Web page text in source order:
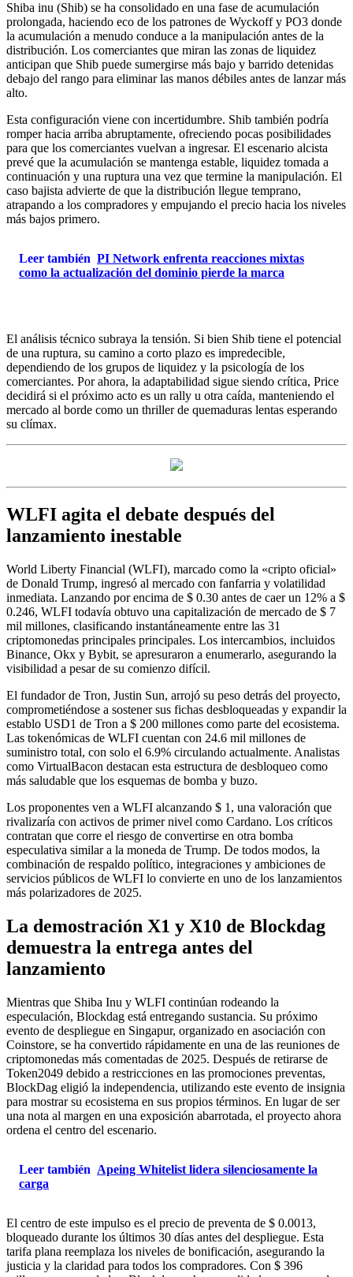
Shiba inu (Shib) se ha consolidado en una fase de acumulación
prolongada, haciendo eco de los patrones de Wyckoff y PO3 donde
la acumulación a menudo conduce a la manipulación antes de la
distribución. Los comerciantes que miran las zonas de liquidez
anticipan que Shib puede sumergirse más bajo y barrido detenidas
debajo del rango para eliminar las manos débiles antes de lanzar más
alto.
Esta configuración viene con incertidumbre. Shib también podría
romper hacia arriba abruptamente, ofreciendo pocas posibilidades
para que los comerciantes vuelvan a ingresar. El escenario alcista
prevé que la acumulación se mantenga estable, liquidez tomada a
continuación y una ruptura una vez que termine la manipulación. El
caso bajista advierte de que la distribución llegue temprano,
atrapando a los compradores y empujando el precio hacia los niveles
más bajos primero.
Leer también PI Network enfrenta reacciones mixtas
como la actualización del dominio pierde la marca
El análisis técnico subraya la tensión. Si bien Shib tiene el potencial
de una ruptura, su camino a corto plazo es impredecible,
dependiendo de los grupos de liquidez y la psicología de los
comerciantes. Por ahora, la adaptabilidad sigue siendo crítica, Price
decidirá si el próximo acto es un rally u otra caída, manteniendo el
mercado al borde como un thriller de quemaduras lentas esperando
su clímax.
WLFI agita el debate después del
lanzamiento inestable
World Liberty Financial (WLFI), marcado como la «cripto oficial»
de Donald Trump, ingresó al mercado con fanfarria y volatilidad
inmediata. Lanzando por encima de $ 0.30 antes de caer un 12% a $
0.246, WLFI todavía obtuvo una capitalización de mercado de $ 7
mil millones, clasificando instantáneamente entre las 31
criptomonedas principales principales. Los intercambios, incluidos
Binance, Okx y Bybit, se apresuraron a enumerarlo, asegurando la
visibilidad a pesar de su comienzo difícil.
El fundador de Tron, Justin Sun, arrojó su peso detrás del proyecto,
comprometiéndose a sostener sus fichas desbloqueadas y expandir la
establo USD1 de Tron a $ 200 millones como parte del ecosistema.
Las tokenómicas de WLFI cuentan con 24.6 mil millones de
suministro total, con solo el 6.9% circulando actualmente. Analistas
como VirtualBacon destacan esta estructura de desbloqueo como
más saludable que los esquemas de bomba y buzo.
Los proponentes ven a WLFI alcanzando $ 1, una valoración que
rivalizaría con activos de primer nivel como Cardano. Los críticos
contratan que corre el riesgo de convertirse en otra bomba
especulativa similar a la moneda de Trump. De todos modos, la
combinación de respaldo político, integraciones y ambiciones de
servicios públicos de WLFI lo convierte en uno de los lanzamientos
más polarizadores de 2025.
La demostración X1 y X10 de Blockdag
demuestra la entrega antes del
lanzamiento
Mientras que Shiba Inu y WLFI continúan rodeando la
especulación, Blockdag está entregando sustancia. Su próximo
evento de despliegue en Singapur, organizado en asociación con
Coinstore, se ha convertido rápidamente en una de las reuniones de
criptomonedas más comentadas de 2025. Después de retirarse de
Token2049 debido a restricciones en las promociones preventas,
BlockDag eligió la independencia, utilizando este evento de insignia
para mostrar su ecosistema en sus propios términos. En lugar de ser
una nota al margen en una exposición abarrotada, el proyecto ahora
ordena el centro del escenario.
Leer también Apeing Whitelist lidera silenciosamente la
carga
El centro de este impulso es el precio de preventa de $ 0.0013,
bloqueado durante los últimos 30 días antes del despliegue. Esta
tarifa plana reemplaza los niveles de bonificación, asegurando la
justicia y la claridad para todos los compradores. Con $ 396